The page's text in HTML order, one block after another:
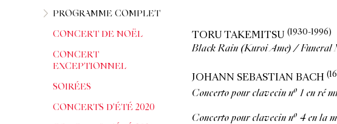
PROGRAMME COMPLET
CONCERT DE NOËL
CONCERT
EXCEPTIONNEL
SOIRÉES
CONCERTS D'ÉTÉ 2020
TORU TAKEMITSU (1930-1996)
Black Rain (Kuroi Ame) / Funeral
JOHANN SEBASTIAN BACH
Concerto pour clavecin no 1 en ré
Concerto pour clavecin no 4 en la